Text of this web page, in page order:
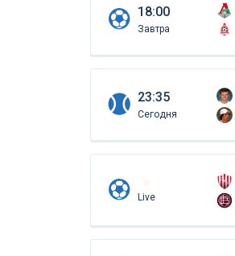
18:00
Завтра
23:35
Сегодня
Live